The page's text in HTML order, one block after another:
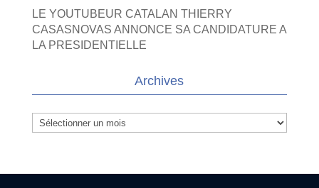
LE YOUTUBEUR CATALAN THIERRY
CASASNOVAS ANNONCE SA CANDIDATURE A
LA PRESIDENTIELLE
Archives
Archives